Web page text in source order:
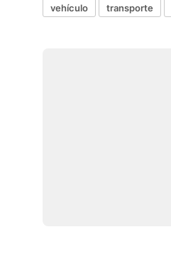
vehículo transporte